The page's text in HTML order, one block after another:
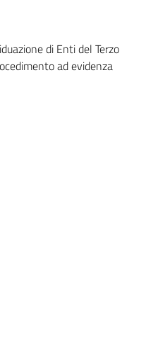
di Enti del Terzo
ad evidenza